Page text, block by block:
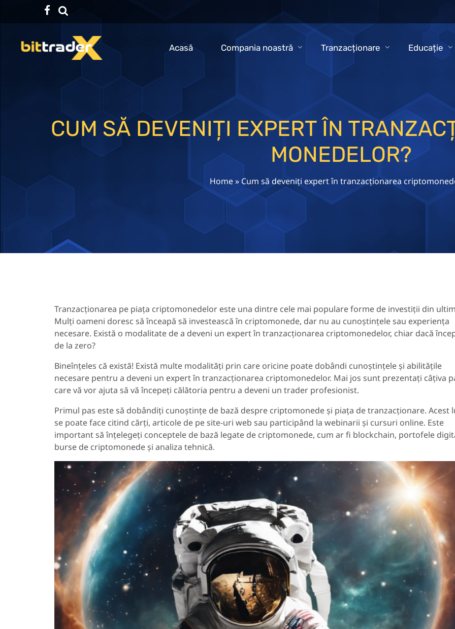
Facebook
TikTok
Acasă Compania noastră Tranzacționare Educație
CUM SĂ DEVENIȚI EXPERT ÎN
MONEDELOR?
Home» Cum să deveniți expert în tranzacționarea
Tranzacționarea pe piața criptomonedelor este una dintre cele mai populare forme de investiții din
Mulți oameni doresc să înceapă să investească în criptomonede, dar nu au cunoștințele sau experiența
necesare. Există o modalitate de a deveni un expert în tranzacționarea criptomonedelor, chiar dacă
de la zero?
Bineînțeles că există! Există multe modalități prin care oricine poate dobândi cunoștințele și abilitățile
necesare pentru a deveni un expert în tranzacționarea criptomonedelor. Mai jos sunt prezentați câțiva
care vă vor ajuta să vă începeți călătoria pentru a deveni un trader profesionist.
Primul pas este să dobândiți cunoștințe de bază despre criptomonede și piața de tranzacționare. Acest
se poate face citind cărți, articole de pe site-uri web sau participând la webinarii și cursuri online. Este
important să înțelegeți conceptele de bază legate de criptomonede, cum ar fi blockchain, portofele
burse de criptomonede și analiza tehnică.